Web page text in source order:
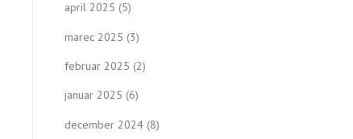
april 2025 (5)
marec 2025 (3)
februar 2025 (2)
januar 2025 (6)
december 2024 (8)